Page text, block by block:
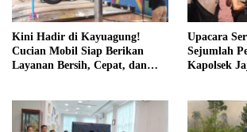
Kini Hadir di Kayuagung!
Cucian Mobil Siap Berikan
Layanan Bersih, Cepat, dan
Upacara
Sejumlah
Kapolsek